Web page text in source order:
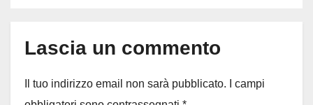
Lascia un commento
Il tuo indirizzo email non sarà pubblicato.
I campi